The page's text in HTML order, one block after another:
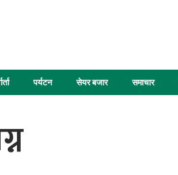
पर्यटन सेयर बजार समाचार